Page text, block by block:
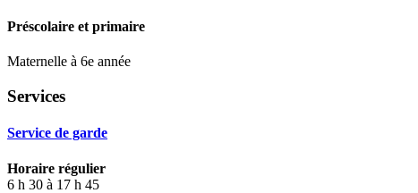
Préscolaire et primaire
Maternelle à 6e année
Services
Service de garde
Horaire régulier
6 h 30 à 17 h 45